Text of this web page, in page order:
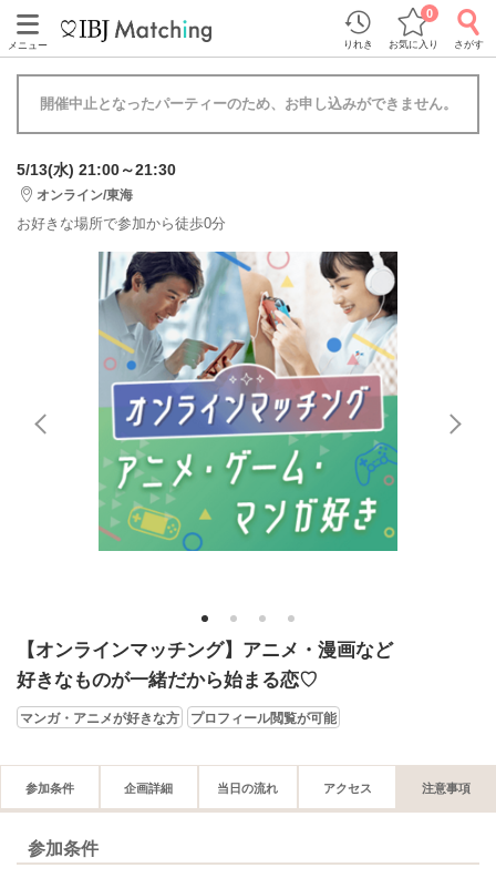
メニュー りれき お気に入り
0
さがす
開催中止となったパーティーのため、お申し込みができません。
5/13(水) 21:00～21:30
オンライン/東海
お好きな場所で参加から徒歩0分
1 2 3 4
【オンラインマッチング】アニメ・漫画など
好きなものが一緒だから始まる恋♡
マンガ・アニメが好きな方 プロフィール閲覧が可能
参加条件 企画詳細 当日の流れ アクセス 注意事項
参加条件